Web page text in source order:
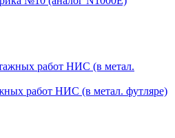
работ НИС (в метал. футляре)